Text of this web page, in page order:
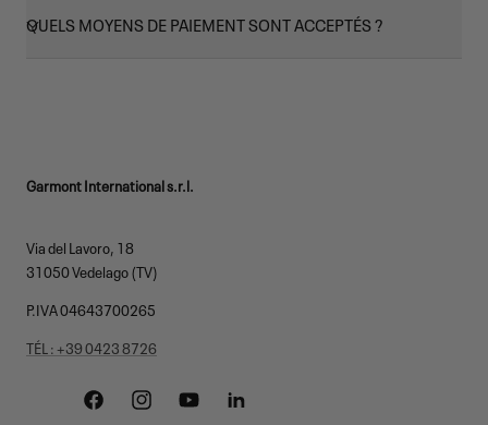
QUELS MOYENS DE PAIEMENT SONT ACCEPTÉS ?
Garmont International s.r.l.
Via del Lavoro, 18
31050 Vedelago (TV)
P.IVA 04643700265
TÉL : +39 0423 8726
FacebookInstagramYouTubeLinkedin